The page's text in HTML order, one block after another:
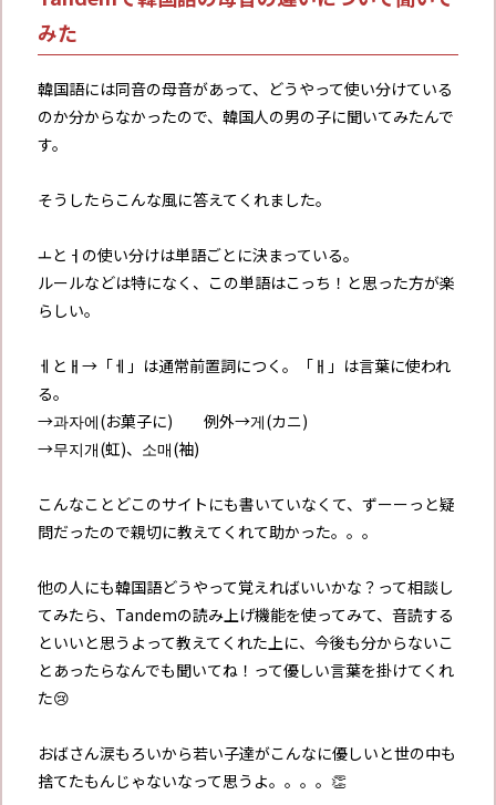
みた
韓国語には同音の母音があって、どうやって使い分けている
のか分からなかったので、韓国人の男の子に聞いてみたんで
す。
そうしたらこんな風に答えてくれました。
ㅗとㅓの使い分けは単語ごとに決まっている。
ルールなどは特になく、この単語はこっち！と思った方が楽
らしい。
ㅔとㅐ→「ㅔ」は通常前置詞につく。「ㅐ」は言葉に使われ
る。
→과자에(お菓子に) 例外→게(カニ)
→무지개(虹)、소매(袖)
こんなことどこのサイトにも書いていなくて、ずーーっと疑
問だったので親切に教えてくれて助かった。。。
他の人にも韓国語どうやって覚えればいいかな？って相談し
てみたら、Tandemの読み上げ機能を使ってみて、音読する
といいと思うよって教えてくれた上に、今後も分からないこ
とあったらなんでも聞いてね！って優しい言葉を掛けてくれ
た😢
おばさん涙もろいから若い子達がこんなに優しいと世の中も
捨てたもんじゃないなって思うよ。。。。👏